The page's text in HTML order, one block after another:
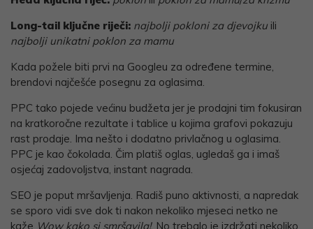
Long-tail ključne riječi: najbolji pokloni za djevojku ili
najbolji unikatni poklon za mamu
Kada požele biti prvi na Googleu za određene termine,
brendovi najčešće posegnu za oglasima.
PPC tako pojede većinu budžeta jer je prodajni tim fokusiran
na kratkoročne rezultate i tablice u kojima grafovi pokazuju
rast prodaje. Ima nešto i dodatno privlačnog u oglasima.
PPC je kao čokolada. Čim platiš oglas, ugledaš ga i imaš
osjećaj zadovoljstva, instant nagrada.
SEO je poput mršavljenja. Radiš puno aktivnosti, a napredak
se sporo vidi sve dok ti nakon nekoliko mjeseci netko ne
kaže Wow kako si smršavila!. No trebalo je izdržati nekoliko